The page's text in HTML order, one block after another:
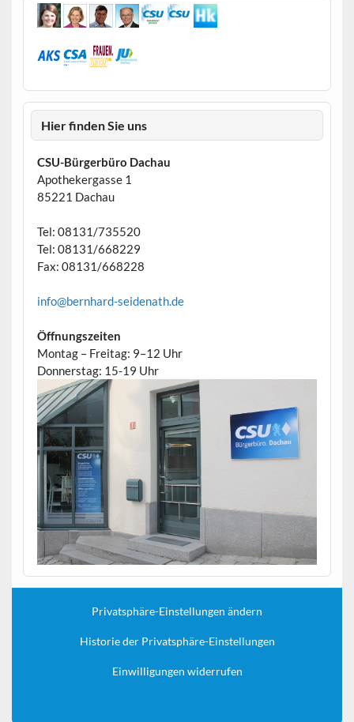
Hier finden Sie uns
CSU-Bürgerbüro Dachau
Apothekergasse 1
85221 Dachau
Tel: 08131/735520
Tel: 08131/668229
Fax: 08131/668228
info@bernhard-seidenath.de
Öffnungszeiten
Montag – Freitag: 9–12 Uhr
Donnerstag: 15-19 Uhr
Privatsphäre-Einstellungen ändern
Historie der Privatsphäre-Einstellungen
Einwilligungen widerrufen